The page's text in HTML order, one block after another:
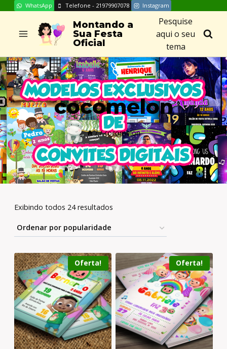
Skip
content
WhatsApp Telefone - 21979907078 Instagram
Montando a
Sua Festa
Oficial
Pesquise
aqui o seu
tema
cocomelon
/ / cocomelon
Exibindo todos 24 resultados
Oferta! Oferta!